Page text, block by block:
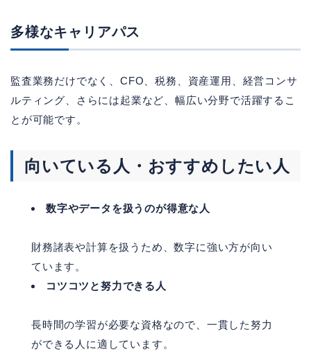
多様なキャリアパス
監査業務だけでなく、CFO、税務、資産運用、経営コンサ
ルティング、さらには起業など、幅広い分野で活躍するこ
とが可能です。
向いている人・おすすめしたい人
数字やデータを扱うのが得意な人
財務諸表や計算を扱うため、数字に強い方が向い
ています。
コツコツと努力できる人
長時間の学習が必要な資格なので、一貫した努力
ができる人に適しています。